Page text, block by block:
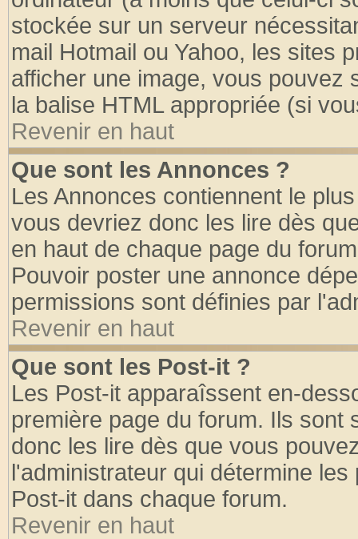
stockée sur un serveur
mail Hotmail ou Yahoo, les sites
afficher une image, vous pouvez
la balise HTML appropriée (si
Revenir en haut
Que sont les Annonces ?
Les Annonces contiennent le
vous devriez donc les lire dès
en haut de chaque page du
Pouvoir poster une annonce
permissions sont définies par
Revenir en haut
Que sont les Post-it ?
Les Post-it apparaîssent en-
première page du forum. Ils
donc les lire dès que vous
l'administrateur qui détermine
Post-it dans chaque forum.
Revenir en haut